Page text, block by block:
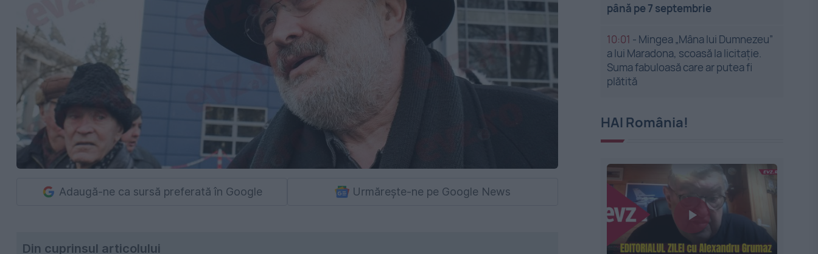
Adaugă-ne ca sursă preferată în Google Urmărește-ne pe Google News
Din cuprinsul articolului
până pe 7 septembrie
10:01 - Mingea „Mâna lui Dumnezeu”
a lui Maradona, scoasă la licitație.
Suma fabuloasă care ar putea fi
plătită
HAI România!